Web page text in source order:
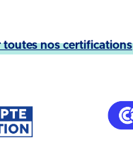
toutes nos certifications